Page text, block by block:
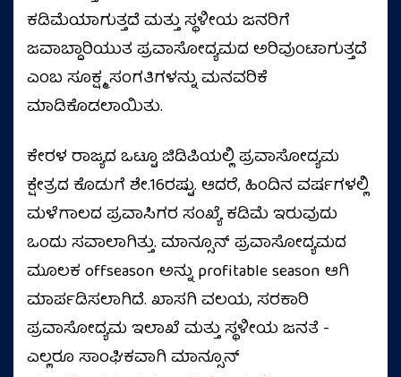
ಕಡಿಮೆಯಾಗುತ್ತದೆ ಮತ್ತು ಸ್ಥಳೀಯ ಜನರಿಗೆ
ಜವಾಬ್ದಾರಿಯುತ ಪ್ರವಾಸೋದ್ಯಮದ ಅರಿವುಂಟಾಗುತ್ತದೆ
ಎಂಬ ಸೂಕ್ಷ್ಮ ಸಂಗತಿಗಳನ್ನು ಮನವರಿಕೆ
ಮಾಡಿಕೊಡಲಾಯಿತು.
ಕೇರಳ ರಾಜ್ಯದ ಒಟ್ಟೂ ಜಿಡಿಪಿಯಲ್ಲಿ ಪ್ರವಾಸೋದ್ಯಮ
ಕ್ಷೇತ್ರದ ಕೊಡುಗೆ ಶೇ.16ರಷ್ಟು. ಆದರೆ, ಹಿಂದಿನ ವರ್ಷಗಳಲ್ಲಿ
ಮಳೆಗಾಲದ ಪ್ರವಾಸಿಗರ ಸಂಖ್ಯೆ ಕಡಿಮೆ ಇರುವುದು
ಒಂದು ಸವಾಲಾಗಿತ್ತು. ಮಾನ್ಸೂನ್ ಪ್ರವಾಸೋದ್ಯಮದ
ಮೂಲಕ offseason ಅನ್ನು profitable season ಆಗಿ
ಮಾರ್ಪಡಿಸಲಾಗಿದೆ. ಖಾಸಗಿ ವಲಯ, ಸರಕಾರಿ
ಪ್ರವಾಸೋದ್ಯಮ ಇಲಾಖೆ ಮತ್ತು ಸ್ಥಳೀಯ ಜನತೆ -
ಎಲ್ಲರೂ ಸಾಂಘಿಕವಾಗಿ ಮಾನ್ಸೂನ್